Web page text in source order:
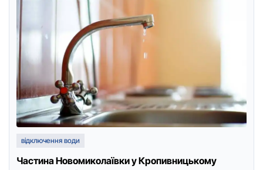
відключення води
Частина Новомиколаївки у Кропивницькому